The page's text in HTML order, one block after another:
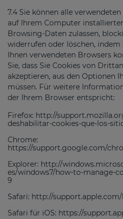
7.4 Sie können alle
auf Ihrem Computer
Browsing-Daten zulassen,
widerrufen oder löschen, indem
Ihnen verwendeten Browsers
Sie, dass Sie Cookies von
akzeptieren, aus den Optionen
müssen. Für weitere
der Ihrem Browser entspricht:
Firefox: http://
deshabilitar-cookies-que-los-
Chrome:
https://support.google.com/
Explorer: http://
es/windows7/how-to-manage-
9
Safari: http://
Safari für iOS: https://